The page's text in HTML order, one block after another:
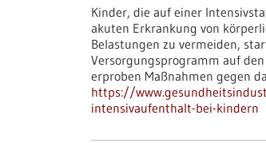
Kinder, die auf einer
akuten Erkrankung von
Belastungen zu vermeiden,
Versorgungsprogramm auf
erproben Maßnahmen gegen
https://
intensivaufenthalt-bei-kindern